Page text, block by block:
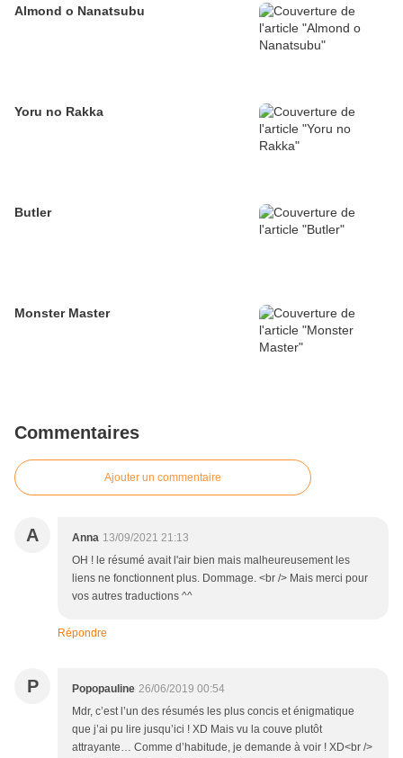
Almond o Nanatsubu
Yoru no Rakka
Butler
Monster Master
Commentaires
Ajouter un commentaire
A Anna 13/09/2021 21:13
OH ! le résumé avait l'air bien mais malheureusement les
liens ne fonctionnent plus. Dommage. <br /> Mais merci pour
vos autres traductions ^^
Répondre
P Popopauline 26/06/2019 00:54
Mdr, c’est l’un des résumés les plus concis et énigmatique
que j’ai pu lire jusqu’ici ! XD Mais vu la couve plutôt
attrayante… Comme d’habitude, je demande à voir ! XD<br />